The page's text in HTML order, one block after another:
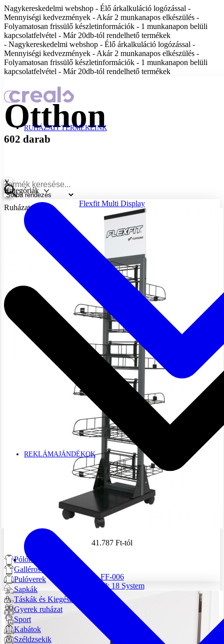
Nagykereskedelmi webshop - Élő árkalkuláció logózással -
Mennyiségi kedvezmények - Akár 2 munkanapos elkészülés -
Folyamatosan frissülő készletinformációk - 1 munkanapon belüli
kapcsolatfelvétel - Már 20db-tól rendelhető termékek
- Nagykereskedelmi webshop - Élő árkalkuláció logózással -
Mennyiségi kedvezmények - Akár 2 munkanapos elkészülés -
Folyamatosan frissülő készletinformációk - 1 munkanapon belüli
kapcsolatfelvétel - Már 20db-tól rendelhető termékek
RUHÁZATI TERMÉKEINK
REKLÁMAJÁNDÉKOK
Otthon
602 darab
X
Kategóriák
Ruházat
Pólók
Galléros pólók
Pulóverek
Sapkák
Táskák és Kiegészítők
Gyerek ruházat
Sport
Kabátok
Széldzsekik
Flexfit Multi Display
41.787 Ft-tól
FF-006
CapRack 18 System